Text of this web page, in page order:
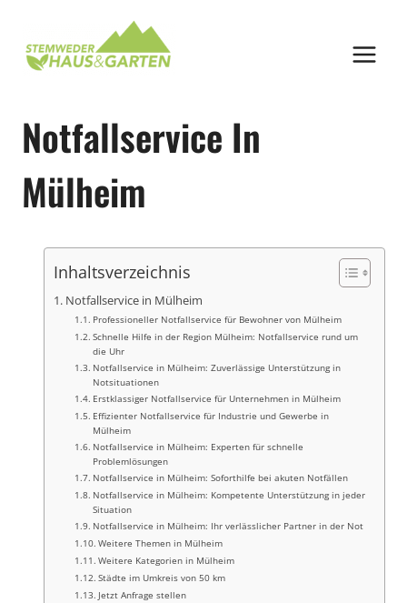
springen
Notfallservice In
Mülheim
Inhaltsverzeichnis
Notfallservice in Mülheim
Professioneller Notfallservice für Bewohner von Mülheim
Schnelle Hilfe in der Region Mülheim: Notfallservice rund um
die Uhr
Notfallservice in Mülheim: Zuverlässige Unterstützung in
Notsituationen
Erstklassiger Notfallservice für Unternehmen in Mülheim
Effizienter Notfallservice für Industrie und Gewerbe in
Mülheim
Notfallservice in Mülheim: Experten für schnelle
Problemlösungen
Notfallservice in Mülheim: Soforthilfe bei akuten Notfällen
Notfallservice in Mülheim: Kompetente Unterstützung in jeder
Situation
Notfallservice in Mülheim: Ihr verlässlicher Partner in der Not
Weitere Themen in Mülheim
Weitere Kategorien in Mülheim
Städte im Umkreis von 50 km
Jetzt Anfrage stellen